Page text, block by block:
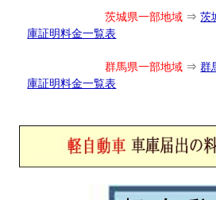
茨城県一部地域 ⇒茨
庫証明料金一覧表
群馬県一部地域 ⇒群
庫証明料金一覧表